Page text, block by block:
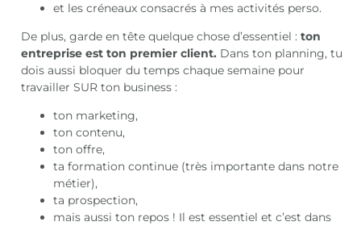
et les créneaux consacrés à mes activités perso.
De plus, garde en tête quelque chose d’essentiel :ton
entreprise est ton premier client. Dans ton planning, tu
dois aussi bloquer du temps chaque semaine pour
travailler SUR ton business :
ton marketing,
ton contenu,
ton offre,
ta formation continue (très importante dans notre
métier),
ta prospection,
mais aussi ton repos ! Il est essentiel et c’est dans